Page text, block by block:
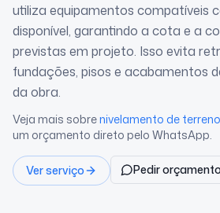
utiliza equipamentos compatíveis
disponível, garantindo a cota e a
previstas em projeto. Isso evita
fundações, pisos e acabamentos
da obra.
Veja mais sobrenivelamento de terreno
um orçamento direto pelo WhatsApp.
Ver serviço Pedir orçamento